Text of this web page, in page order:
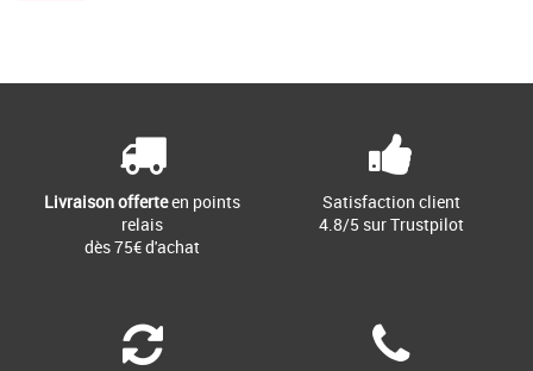
Livraison offerteen points
relais
dès 75€ d'achat
Satisfaction client
4.8/5 sur Trustpilot